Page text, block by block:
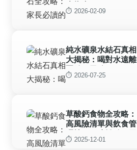
療指南
⏱️ 2026-02-09
純水礦泉水結石真相
大揭秘：喝對水遠離
腎結石風險
⏱️ 2026-07-25
草酸鈣食物全攻略：
高風險清單與飲食管
理技巧，遠離結石困
擾
⏱️ 2025-12-01